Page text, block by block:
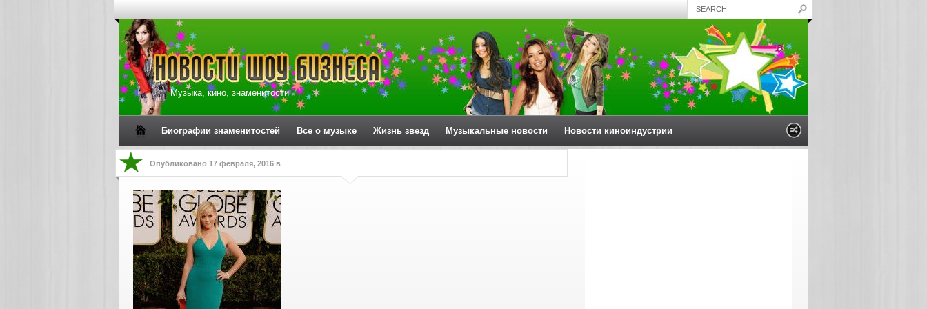
Музыка, кино, знаменитости
Биографии знаменитостей Все о музыке Жизнь звезд Музыкальные новости Новости киноиндустрии
Опубликовано 17 февраля, 2016 в